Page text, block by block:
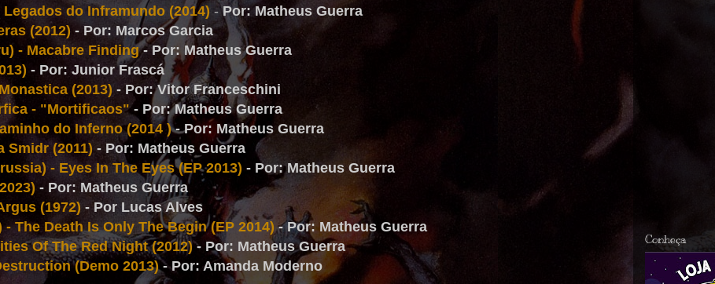
Legados do Inframundo (2014) -Por: Matheus Guerra
(2012) - Por: Marcos Garcia
- Macabre Finding - Por: Matheus Guerra
- Por: Junior Frascá
(2013) - Por: Vitor Franceschini
- "Mortificaos" - Por: Matheus Guerra
do Inferno (2014 ) - Por: Matheus Guerra
Smidr (2011) - Por: Matheus Guerra
- Eyes In The Eyes (EP 2013) - Por: Matheus Guerra
- Por: Matheus Guerra
(1972) - Por Lucas Alves
The Death Is Only The Begin (EP 2014) - Por: Matheus Guerra
Of The Red Night (2012) - Por: Matheus Guerra
(Demo 2013) - Por: Amanda Moderno
Conheça